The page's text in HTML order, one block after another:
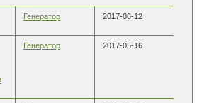
Генератор 2017-06-12
Генератор 2017-05-16